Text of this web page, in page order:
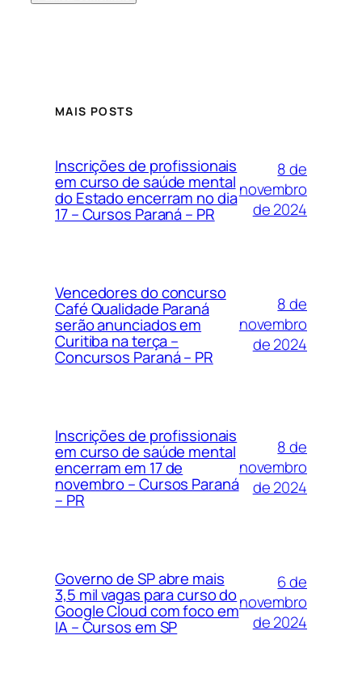
MAIS POSTS
Inscrições de profissionais
em curso de saúde mental
do Estado encerram no dia
17 – Cursos Paraná – PR
8 de
novembro
de 2024
Vencedores do concurso
Café Qualidade Paraná
serão anunciados em
Curitiba na terça –
Concursos Paraná – PR
8 de
novembro
de 2024
Inscrições de profissionais
em curso de saúde mental
encerram em 17 de
novembro – Cursos Paraná
– PR
8 de
novembro
de 2024
Governo de SP abre mais
3,5 mil vagas para curso do
Google Cloud com foco em
IA – Cursos em SP
6 de
novembro
de 2024